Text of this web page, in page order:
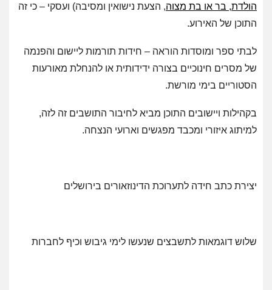
הולדת, בר או בת מצוה, הצעת נישואין ומסיבה) ועסקי – כי זה
התוכן של האירוע.
לבתי ספר ומוסדות הוראה – חידות תורמות ליישום והפנמה
של מסרים חינוכיים בצורה ידידותית או להנחלת מאורעות
הסטוריים בימי מורשת.
בקהילות ויישובים התוכן מביא לחיבור התושבים זה לזה,
למיתוג איזורי ומכבד מפגשים וארועי הנצחה.
יצירת כתב חידה לתערוכת הדינוזאורים בירושלים
שלוש דוגמאות לתשבצים שנעשו לימי גיבוש וכיף לחברות